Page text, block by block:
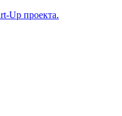
Up проекта.